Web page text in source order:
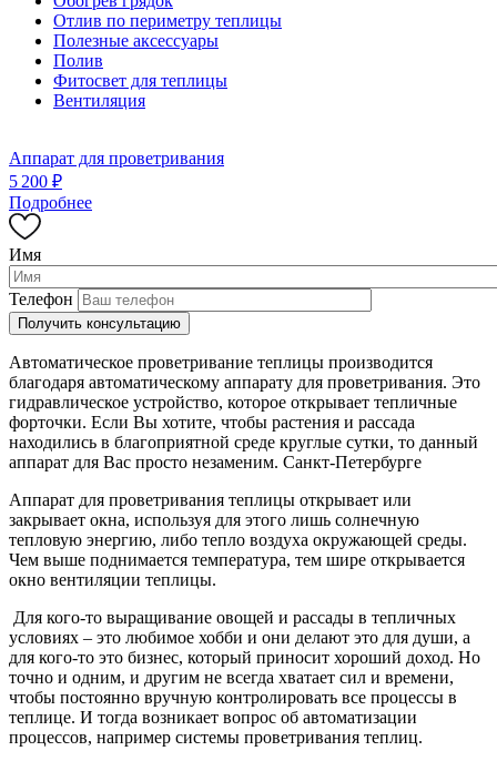
Отлив по периметру теплицы
Полезные аксессуары
Полив
Фитосвет для теплицы
Вентиляция
Аппарат для проветривания
5 200 ₽
Подробнее
Имя
Телефон
Автоматическое проветривание теплицы производится
благодаря автоматическому аппарату для проветривания. Это
гидравлическое устройство, которое открывает тепличные
форточки. Если Вы хотите, чтобы растения и рассада
находились в благоприятной среде круглые сутки, то данный
аппарат для Вас просто незаменим. Санкт-Петербурге
Аппарат для проветривания теплицы открывает или
закрывает окна, используя для этого лишь солнечную
тепловую энергию, либо тепло воздуха окружающей среды.
Чем выше поднимается температура, тем шире открывается
окно вентиляции теплицы.
Для кого-то выращивание овощей и рассады в тепличных
условиях – это любимое хобби и они делают это для души, а
для кого-то это бизнес, который приносит хороший доход. Но
точно и одним, и другим не всегда хватает сил и времени,
чтобы постоянно вручную контролировать все процессы в
теплице. И тогда возникает вопрос об автоматизации
процессов, например системы проветривания теплиц.